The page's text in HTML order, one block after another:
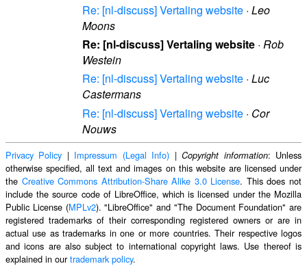
Re: [nl-discuss] Vertaling website · Leo
Moons
Re: [nl-discuss] Vertaling website · Rob
Westein
Re: [nl-discuss] Vertaling website · Luc
Castermans
Re: [nl-discuss] Vertaling website · Cor
Nouws
Privacy Policy | Impressum (Legal Info) |Copyright information: Unless
otherwise specified, all text and images on this website are licensed under
the Creative Commons Attribution-Share Alike 3.0 License. This does not
include the source code of LibreOffice, which is licensed under the Mozilla
Public License (MPLv2). "LibreOffice" and "The Document Foundation" are
registered trademarks of their corresponding registered owners or are in
actual use as trademarks in one or more countries. Their respective logos
and icons are also subject to international copyright laws. Use thereof is
explained in ourtrademark policy.